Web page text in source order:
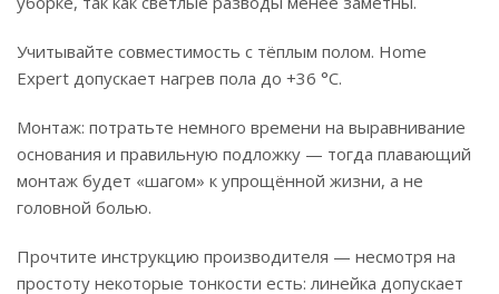
Учитывайте совместимость с тёплым полом. Home
Expert допускает нагрев пола до +36 °C.
Монтаж: потратьте немного времени на выравнивание
основания и правильную подложку — тогда плавающий
монтаж будет «шагом» к упрощённой жизни, а не
головной болью.
Прочтите инструкцию производителя — несмотря на
простоту некоторые тонкости есть: линейка допускает